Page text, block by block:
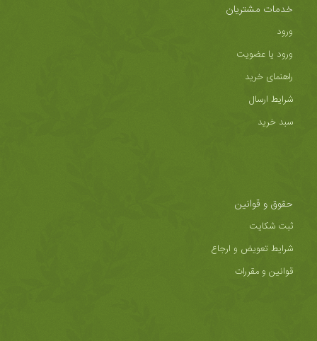
خدمات مشتریان
ورود
ورود یا عضویت
راهنمای خرید
شرایط ارسال
سبد خرید
حقوق و قوانین
ثبت شکایت
شرایط تعویض و ارجاع
قوانین و مقررات